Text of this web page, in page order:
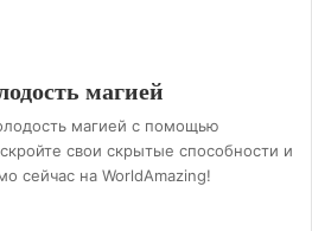
магией
магией с помощью
свои скрытые способности и
сейчас на WorldAmazing!